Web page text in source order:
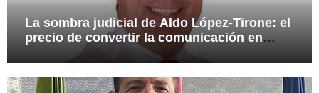
La sombra judicial de Aldo López-Tirone: el
precio de convertir la comunicación en